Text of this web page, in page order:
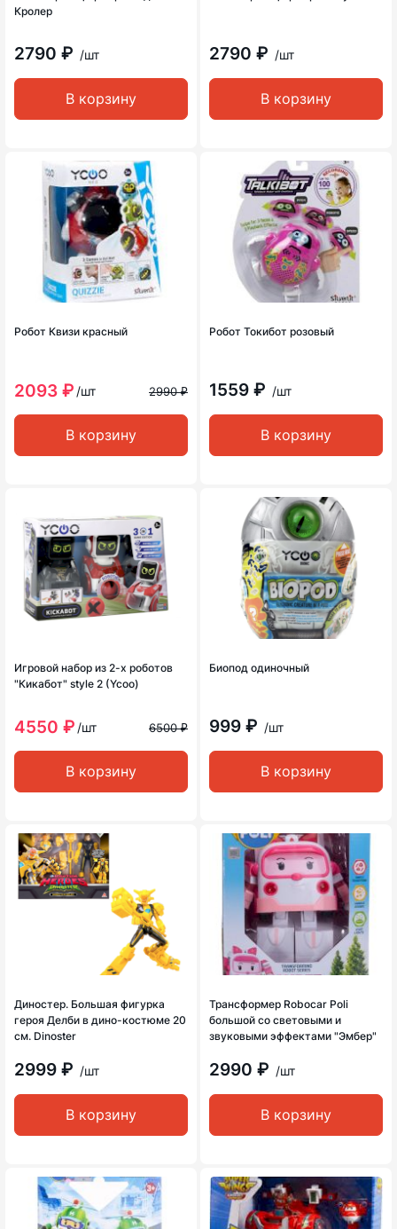
Кролер
2790 ₽ /шт
В корзину
2790 ₽ /шт
В корзину
Робот Квизи красный
2093 ₽ /шт 2990 ₽
В корзину
Робот Токибот розовый
1559 ₽ /шт
В корзину
Игровой набор из 2-х роботов
"Кикабот" style 2 (Ycoo)
4550 ₽ /шт 6500 ₽
В корзину
Биопод одиночный
999 ₽ /шт
В корзину
Диностер. Большая фигурка
героя Делби в дино-костюме 20
см. Dinoster
2999 ₽ /шт
В корзину
Трансформер Robocar Poli
большой со световыми и
звуковыми эффектами "Эмбер"
2990 ₽ /шт
В корзину